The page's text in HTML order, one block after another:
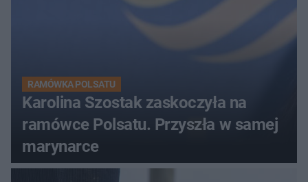
RAMÓWKA POLSATU
Karolina Szostak zaskoczyła na
ramówce Polsatu. Przyszła w samej
marynarce